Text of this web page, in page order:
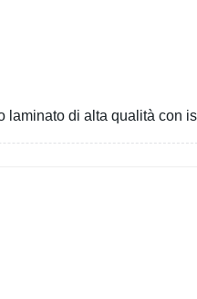
laminato di alta qualità con